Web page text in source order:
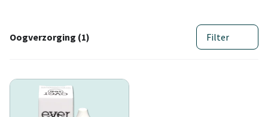
Oogverzorging (1) Filter